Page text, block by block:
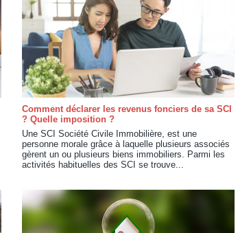
Comment déclarer les revenus fonciers de sa SCI
? Quelle imposition ?
Une SCI Société Civile Immobilière, est une
personne morale grâce à laquelle plusieurs associés
gèrent un ou plusieurs biens immobiliers. Parmi les
activités habituelles des SCI se trouve...